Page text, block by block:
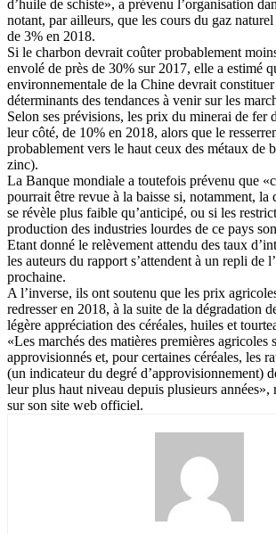
d’huile de schiste», a prévenu l’organisation
notant, par ailleurs, que les cours du gaz
de 3% en 2018.
Si le charbon devrait coûter probablement
envolé de près de 30% sur 2017, elle a estimé
environnementale de la Chine devrait
déterminants des tendances à venir sur les
Selon ses prévisions, les prix du minerai de fer
leur côté, de 10% en 2018, alors que le
probablement vers le haut ceux des métaux de
zinc).
La Banque mondiale a toutefois prévenu que
pourrait être revue à la baisse si, notamment, la
se révèle plus faible qu’anticipé, ou si les
production des industries lourdes de ce pays
Etant donné le relèvement attendu des taux
les auteurs du rapport s’attendent à un repli de
prochaine.
A l’inverse, ils ont soutenu que les prix
redresser en 2018, à la suite de la dégradation
légère appréciation des céréales, huiles et
«Les marchés des matières premières agricoles
approvisionnés et, pour certaines céréales, les
(un indicateur du degré d’approvisionnement)
leur plus haut niveau depuis plusieurs années»,
sur son site web officiel.